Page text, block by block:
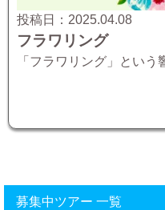
投稿日： 2025.04.08
フラワリング
募集中ツアー 一覧